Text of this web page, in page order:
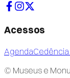
Acessos
Agenda
© Museus e